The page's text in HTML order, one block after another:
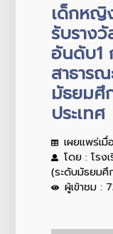
เด็กห
รับราง
อันดับ1
สาธาร
มัธยมศึ
ประเทศ
เผยแพร่เ
โดย : โรง
(ระดับมัธยมศึ
ผู้เข้าชม :